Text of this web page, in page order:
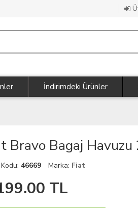
İndirimdeki Ürünler
Bravo Bagaj Havuzu
46669 Marka: Fiat
TL